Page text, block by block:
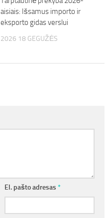
aisiais: Išsamus importo ir
eksporto gidas verslui
2026 18 GEGUŽĖS
El. pašto adresas *